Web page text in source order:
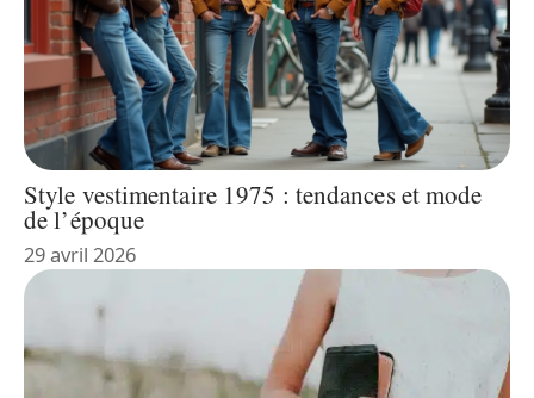
Style vestimentaire 1975 : tendances et mode
de l’époque
29 avril 2026